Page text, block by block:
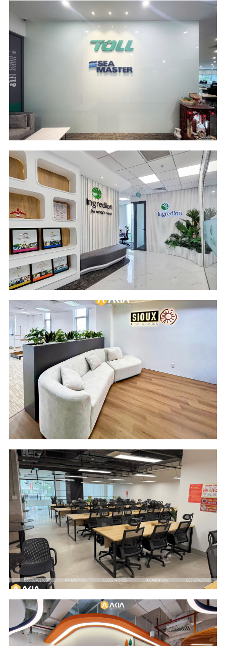
Scope of Work
Design and Build
Industry
Scope of Work
Design & Build
Area
181 m2
Location
Cobi Tower 1
Building - HCM City
Industry
Food Ingredients
Scope of Work
Design and Build
Location
Do Thanh Mekong
Building - HCM City
Industry
Software
Engineering
Scope of Work
Design and Build
Area
510 m2
Location
River Garden
Building - HCM City
Industry
Digital Media and
Entertainment
Scope of Work
Area